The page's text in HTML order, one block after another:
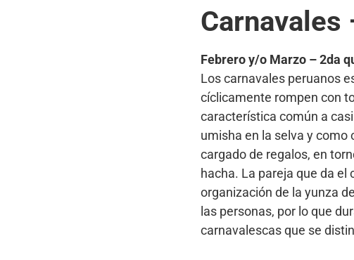
Carnavales
Febrero y/o Marzo – 2da
Los carnavales peruanos
cíclicamente rompen con
característica común a
umisha en la selva y
cargado de regalos, en
hacha. La pareja que da el
organización de la yunza
las personas, por lo que
carnavalescas que se